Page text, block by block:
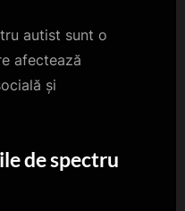
autist sunt o
afectează
și
de spectru